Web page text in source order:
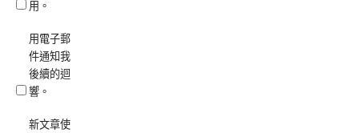
用。
用電子郵
件通知我
後續的迴
響。
新文章使